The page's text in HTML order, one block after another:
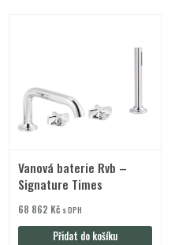
Vanová baterie Rvb –
Signature Times
68 862 Kč s DPH
Přidat do košíku